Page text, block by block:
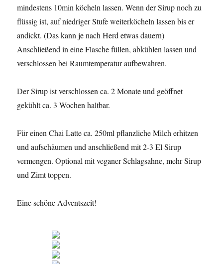
mindestens 10min köcheln lassen. Wenn der Sirup noch zu
flüssig ist, auf niedriger Stufe weiterköcheln lassen bis er
andickt. (Das kann je nach Herd etwas dauern)
Anschließend in eine Flasche füllen, abkühlen lassen und
verschlossen bei Raumtemperatur aufbewahren.
Der Sirup ist verschlossen ca. 2 Monate und geöffnet
gekühlt ca. 3 Wochen haltbar.
Für einen Chai Latte ca. 250ml pflanzliche Milch erhitzen
und aufschäumen und anschließend mit 2-3 El Sirup
vermengen. Optional mit veganer Schlagsahne, mehr Sirup
und Zimt toppen.
Eine schöne Adventszeit!